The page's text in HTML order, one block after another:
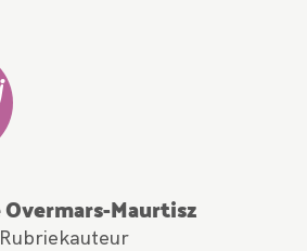
Maurtisz
Rubriekauteur